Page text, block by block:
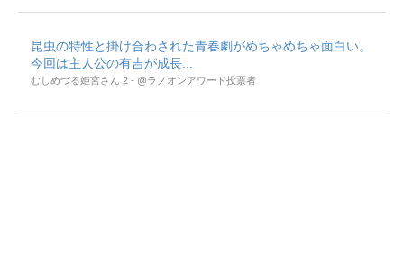
昆虫の特性と掛け合わされた青春劇がめちゃめちゃ面白い。
今回は主人公の有吉が成長...
むしめづる姫宮さん 2 - @ラノオンアワード投票者